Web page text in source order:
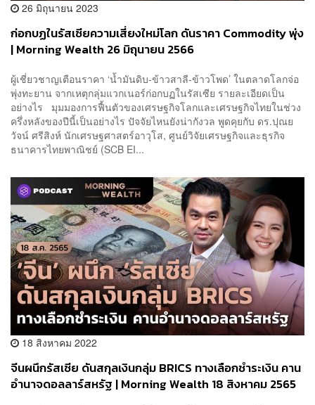
26 มิถุนายน 2023
ก่อกบฏในรัสเซียความเสี่ยงใหม่โลก ดันราคา Commodity พุ่ง
| Morning Wealth 26 มิถุนายน 2566
ผู้เชี่ยวชาญเตือนราคา ‘น้ำมันดิบ-ข้าวสาลี-ข้าวโพด’ ในตลาดโลกจ่อ
พุ่งทะยาน จากเหตุกลุ่มแวกเนอร์ก่อกบฏในรัสเซีย รายละเอียดเป็น
อย่างไร มุมมองการฟื้นตัวของเศรษฐกิจโลกและเศรษฐกิจไทยในช่วง
ครึ่งหลังของปีนี้เป็นอย่างไร ปัจจัยไหนยังน่ากังวล พูดคุยกับ ดร.ปุณย
วัจน์ ศรีสิงห์ นักเศรษฐศาสตร์อาวุโส, ศูนย์วิจัยเศรษฐกิจและธุรกิจ
ธนาคารไทยพาณิชย์ (SCB EI...
18 สิงหาคม 2022
จีนผนึกรัสเซีย ดันสกุลเงินกลุ่ม BRICS ทางเลือกชำระเงิน คาน
อำนาจดอลลาร์สหรัฐ | Morning Wealth 18 สิงหาคม 2565